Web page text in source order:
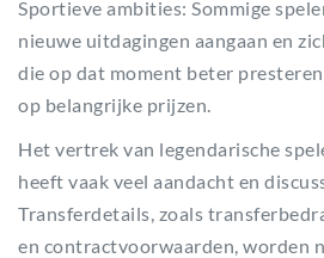
Sportieve ambities: Sommige
nieuwe uitdagingen aangaan en
die op dat moment beter
op belangrijke prijzen.
Het vertrek van legendarische
heeft vaak veel aandacht en
Transferdetails, zoals
en contractvoorwaarden, worden